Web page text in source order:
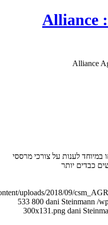
ארכיון תגיות עבור : Alliance
Alliance
לענות על צורכי מרססי
כבדים יותר
content/uploads/2018/09/
533 800 dani Steinmann /
300x131.png dani